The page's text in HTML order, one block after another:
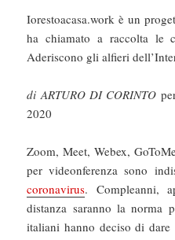
Iorestoacasa.work è un
ha chiamato a raccolta le
Aderiscono gli alfieri
di ARTURO DI CORINTO
2020
Zoom, Meet, Webex,
per videonferenza sono
coronavirus. Compleanni,
distanza saranno la norma
italiani hanno deciso di